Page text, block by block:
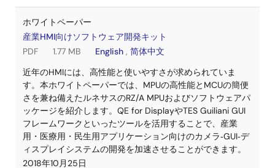
ホワイトペーパー
産業HMI向けソフトウェア開発キット
PDF
1.77 MB English , 简体中文
近年のHMIには、高性能と使いやすさが求められていま
す。本ホワイトペーパーでは、MPUの高性能とMCUの簡便
さを兼ね備えたルネサスのRZ/A MPUおよびソフトウェアパ
ッケージを紹介します。QE for DisplayやTES Guiliani GUI
フレームワークといったツールを活用することで、産業
用・医療用・民生用アプリケーション向けのカメラ‑GUI‑デ
ィスプレイシステムの開発を加速させることができます。
2018年10月25日